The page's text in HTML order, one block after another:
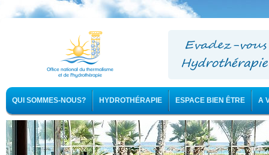
QUI SOMMES-NOUS? HYDROTHÉRAPIE ESPACE BIEN ÊTRE A